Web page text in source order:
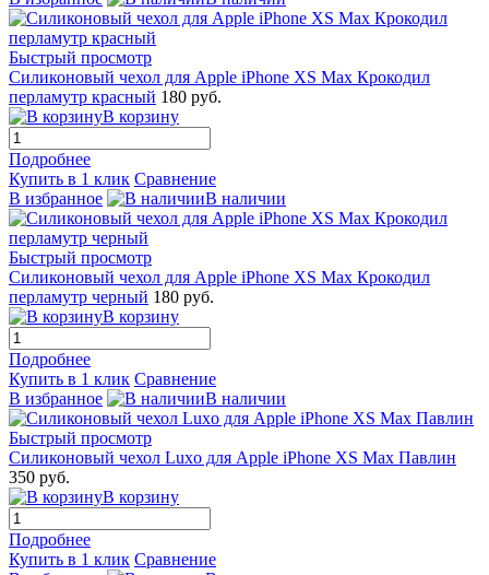
Быстрый просмотр
Силиконовый чехол для Apple iPhone XS Max Крокодил
перламутр красный 180 руб.
В корзину
Подробнее
Купить в 1 клик Сравнение
В избранное
В наличии
Быстрый просмотр
Силиконовый чехол для Apple iPhone XS Max Крокодил
перламутр черный 180 руб.
В корзину
Подробнее
Купить в 1 клик Сравнение
В избранное
В наличии
Быстрый просмотр
Силиконовый чехол Luxo для Apple iPhone XS Max Павлин
350 руб.
В корзину
Подробнее
Купить в 1 клик Сравнение